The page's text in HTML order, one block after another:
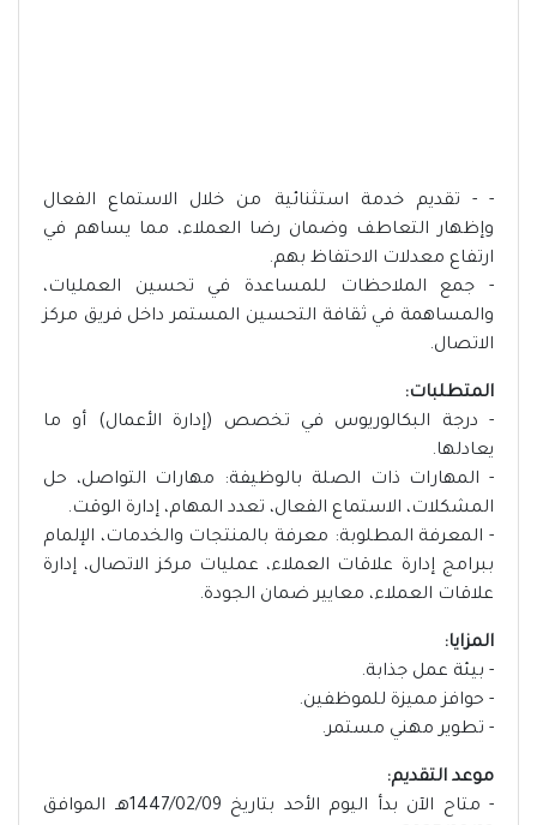
- - تقديم خدمة استثنائية من خلال الاستماع الفعال
وإظهار التعاطف وضمان رضا العملاء، مما يساهم في
ارتفاع معدلات الاحتفاظ بهم.
- جمع الملاحظات للمساعدة في تحسين العمليات،
والمساهمة في ثقافة التحسين المستمر داخل فريق مركز
الاتصال.
المتطلبات:
- درجة البكالوريوس في تخصص (إدارة الأعمال) أو ما
يعادلها.
- المهارات ذات الصلة بالوظيفة: مهارات التواصل، حل
المشكلات، الاستماع الفعال، تعدد المهام، إدارة الوقت.
- المعرفة المطلوبة: معرفة بالمنتجات والخدمات، الإلمام
ببرامج إدارة علاقات العملاء، عمليات مركز الاتصال، إدارة
علاقات العملاء، معايير ضمان الجودة.
المزايا:
- بيئة عمل جذابة.
- حوافز مميزة للموظفين.
- تطوير مهني مستمر.
موعد التقديم:
- متاح الآن بدأ اليوم الأحد بتاريخ 1447/02/09هـ الموافق